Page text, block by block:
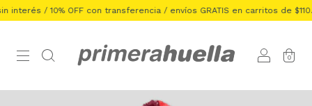
OFF con transferencia / envíos GRATIS en carritos de $110.000
0